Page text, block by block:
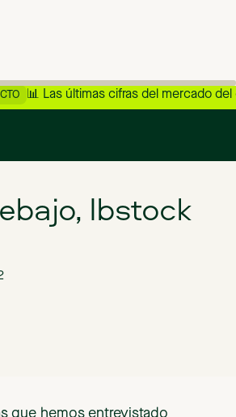
📊 Las últimas cifras del mercado
Ibstock
que hemos entrevistado